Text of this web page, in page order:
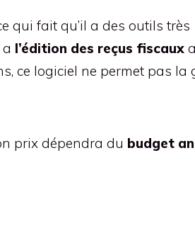
qui fait qu’il a des outils très
l’édition des reçus fiscaux
ce logiciel ne permet pas la
prix dépendra du budget